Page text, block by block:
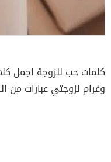
كلمات حب للزوجة اجمل
وغرام لزوجتي عبارات من